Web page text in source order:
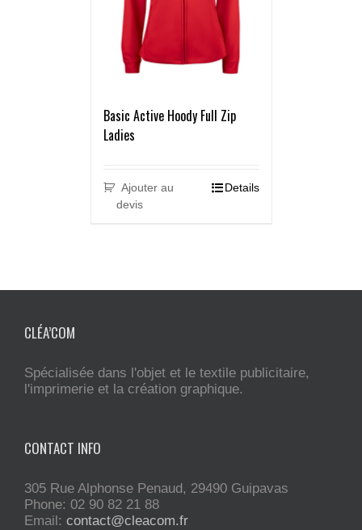
Basic Active Hoody Full Zip
Ladies
Ajouter au
devis
Details
CLÉA’COM
Spécialisée dans l'objet et le textile publicitaire,
l'imprimerie et la création graphique.
CONTACT INFO
305 Rue Alphonse Penaud, 29490 Guipavas
Phone: 02 90 82 21 88
Email: contact@cleacom.fr